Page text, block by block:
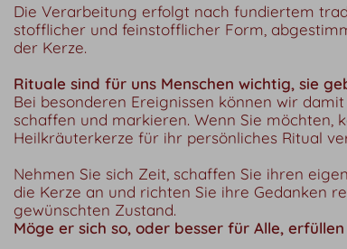
Die Verarbeitung erfolgt nach fundiertem
stofflicher und feinstofflicher Form,
der Kerze.
Rituale sind für uns Menschen wichtig, sie
Bei besonderen Ereignissen können wir
schaffen und markieren. Wenn Sie möchten,
Heilkräuterkerze für ihr persönliches Ritual
Nehmen Sie sich Zeit, schaffen Sie ihren
die Kerze an und richten Sie ihre Gedanken
gewünschten Zustand.
Möge er sich so, oder besser für Alle, erfüllen